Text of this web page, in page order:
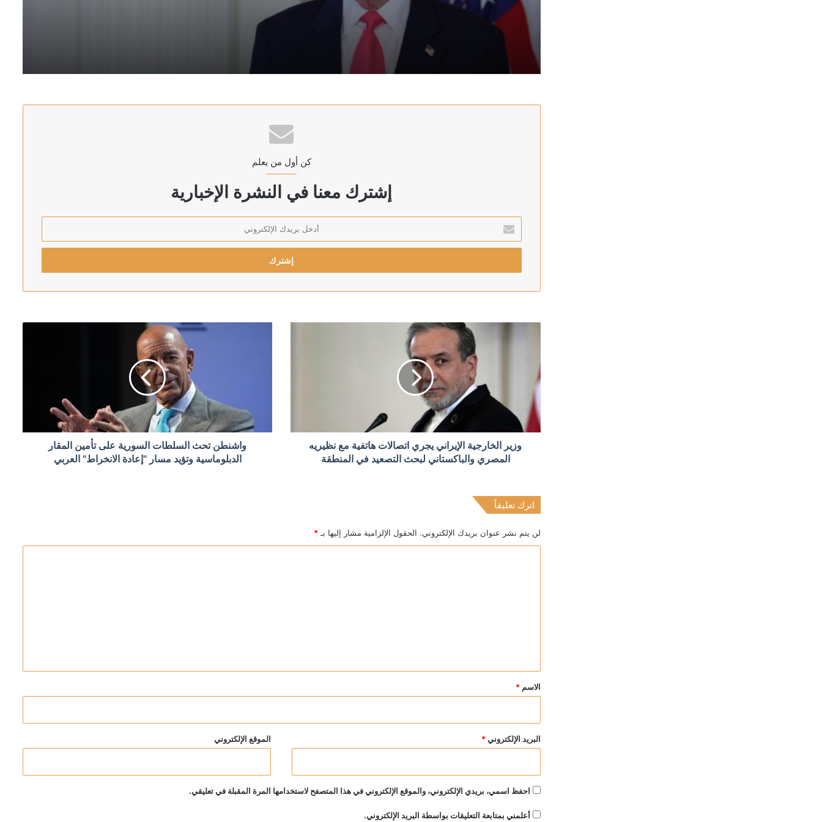
ترامب: سنضرب إيران بقوة وهم يعرفون ذلك
رويترز: الحوثيون يبحثون فرض رسوم على السفن في البحر الأحمر
أردوغان: إرسال تشريع يتعلق بحل حزب العمال الكردستاني إلى البرلمان خلال أيام
عقوبات أميركية على كيانات إيرانية بتهمة ابتزاز السفن في مضيق هرمز
موجة حر رابعة تهدد فرنسا وإسبانيا.. وتزايد مخاطر أدخنة حرائق الغابات
منذ 5 ساعات
كن أول من يعلم
إشترك معنا في النشرة الإخبارية
بريدك
الإلكتروني
وزير الخارجية الإيراني يجري اتصالات هاتفية مع نظيريه
المصري والباكستاني لبحث التصعيد في المنطقة
واشنطن تحث السلطات السورية على تأمين المقار
الدبلوماسية وتؤيد مسار "إعادة الانخراط" العربي
اترك تعليقاً
لن يتم نشر عنوان بريدك الإلكتروني. الحقول الإلزامية مشار إليها بـ *
*
الاسم *
البريد الإلكتروني * الموقع الإلكتروني
احفظ اسمي، بريدي الإلكتروني، والموقع الإلكتروني في هذا المتصفح لاستخدامها المرة المقبلة في تعليقي.
أعلمني بمتابعة التعليقات بواسطة البريد الإلكتروني.